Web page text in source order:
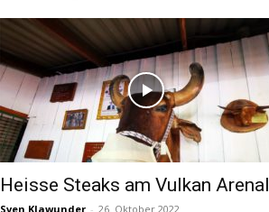
Heisse Steaks am Vulkan Arenal
Sven Klawunder - 26. Oktober 2022